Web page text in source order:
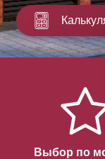
Выбор по